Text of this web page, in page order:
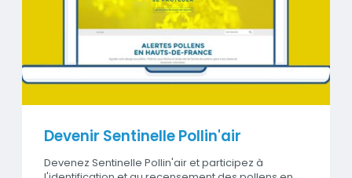
Devenir Sentinelle Pollin'air
Devenez Sentinelle Pollin'air et participez à